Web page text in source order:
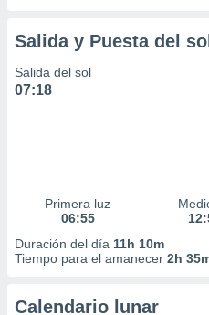
Salida y Puesta del sol
Salida del sol
07:18
Primera luz
06:55
Duración del día 11h 10m
Tiempo para el amanecer 2h
Calendario lunar